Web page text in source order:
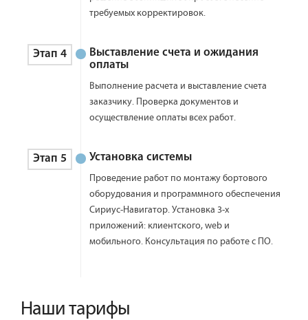
требуемых корректировок.
Этап 4
Выставление счета и ожидания
оплаты
Выполнение расчета и выставление счета
заказчику. Проверка документов и
осуществление оплаты всех работ.
Этап 5 Установка системы
Проведение работ по монтажу бортового
оборудования и программного обеспечения
Сириус-Навигатор. Установка 3-х
приложений: клиентского, web и
мобильного. Консультация по работе с ПО.
Наши тарифы